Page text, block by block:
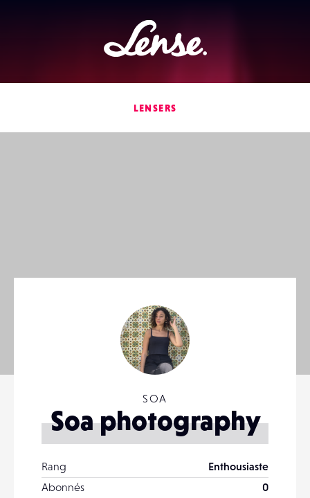
Lense
LENSERS
SOA
Soa photography
Rang
Enthousiaste
Abonnés
0